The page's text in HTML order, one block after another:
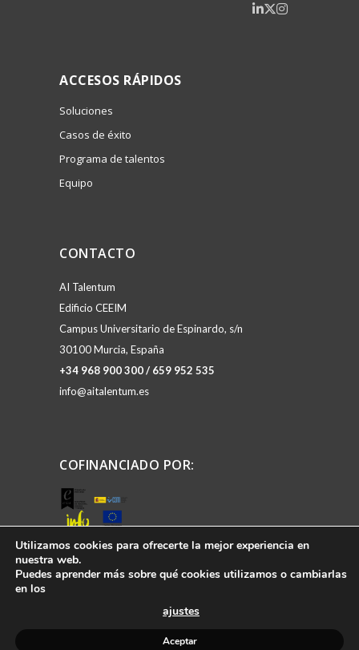
ACCESOS RÁPIDOS
Soluciones
Casos de éxito
Programa de talentos
Equipo
CONTACTO
AI Talentum
Edificio CEEIM
Campus Universitario de Espinardo, s/n
30100 Murcia, España
+34 968 900 300 / 659 952 535
info@aitalentum.es
COFINANCIADO POR:
MIEMBRO DE:
Utilizamos cookies para ofrecerte la mejor experiencia en
nuestra web.
Puedes aprender más sobre qué cookies utilizamos o cambiarlas
en los
ajustes
Aceptar